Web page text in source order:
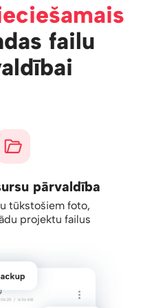
failu
pārvaldība
tūkstošiem foto,
projektu failus